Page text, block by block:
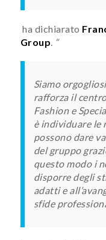
ha dichiarato
Group “
Siamo
rafforza il
Fashion e
è individuare le
possono dare
del gruppo
questo modo i
disporre degli
adatti e
sfide